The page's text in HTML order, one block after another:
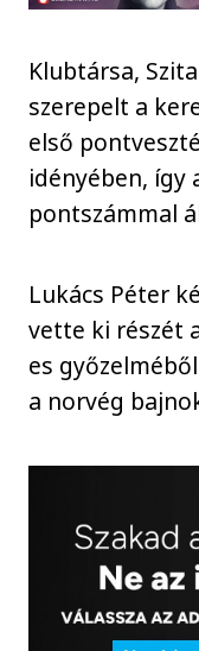
Klubtársa,
szerepelt a
első
idényében, így
pontszámmal
Lukács Péter
vette ki részét
es
a norvég